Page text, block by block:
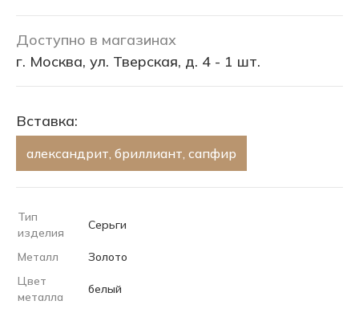
Доступно в магазинах
г. Москва, ул. Тверская, д. 4 - 1 шт.
Вставка:
александрит, бриллиант, сапфир
Тип
изделия
Серьги
Металл
Золото
Цвет
металла
белый